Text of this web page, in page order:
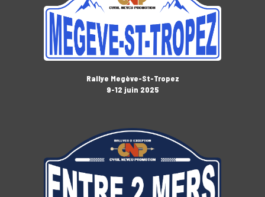
Rallye Megève-St-Tropez
9-12 juin 2025